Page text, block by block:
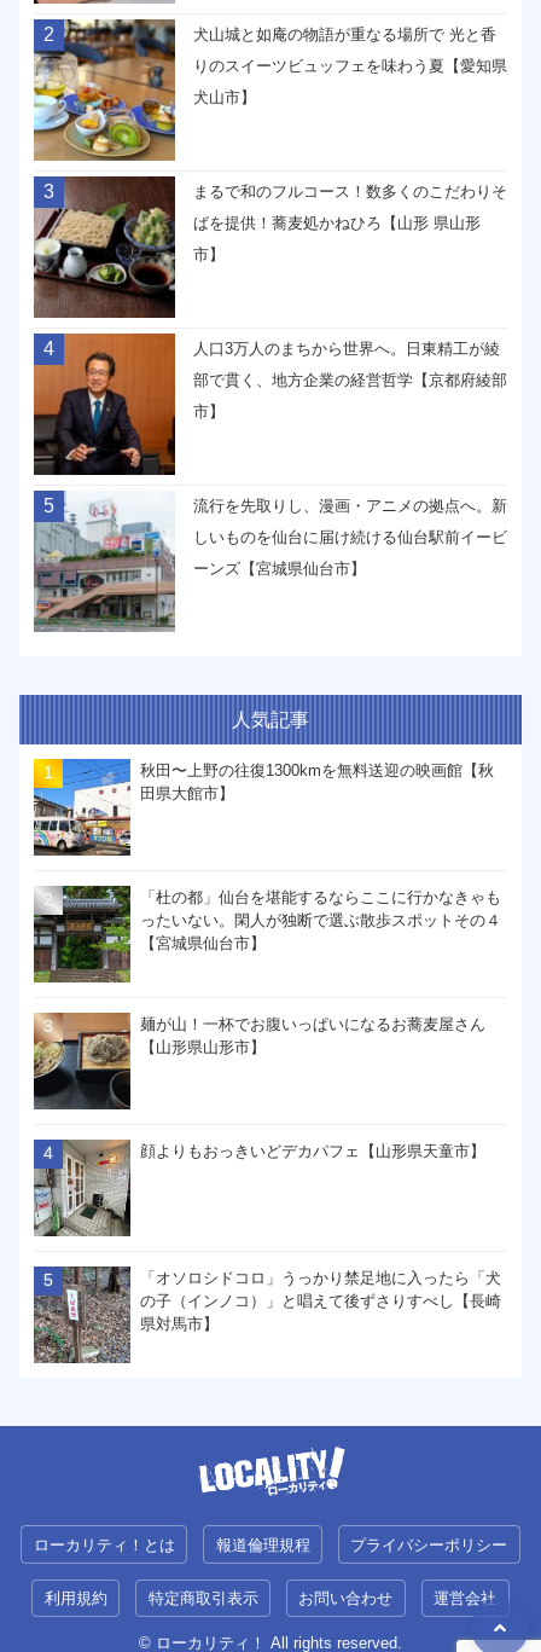
2
犬山城と如庵の物語が重なる場所で 光と香
りのスイーツビュッフェを味わう夏【愛知県
犬山市】
3
まるで和のフルコース！数多くのこだわりそ
ばを提供！蕎麦処かねひろ【山形 県山形
市】
4
人口3万人のまちから世界へ。日東精工が綾
部で貫く、地方企業の経営哲学【京都府綾部
市】
5
流行を先取りし、漫画・アニメの拠点へ。新
しいものを仙台に届け続ける仙台駅前イービ
ーンズ【宮城県仙台市】
人気記事
秋田〜上野の往復1300kmを無料送迎の映画館【秋
田県大館市】
「杜の都」仙台を堪能するならここに行かなきゃも
ったいない。閑人が独断で選ぶ散歩スポットその４
【宮城県仙台市】
麺が山！一杯でお腹いっぱいになるお蕎麦屋さん
【山形県山形市】
顔よりもおっきいどデカパフェ【山形県天童市】
「オソロシドコロ」うっかり禁足地に入ったら「犬
の子（インノコ）」と唱えて後ずさりすべし【長崎
県対馬市】
ローカリティ！とは 報道倫理規程 プライバシーポリシー
利用規約 特定商取引表示 お問い合わせ 運営会社
© ローカリティ！ All rights reserved.